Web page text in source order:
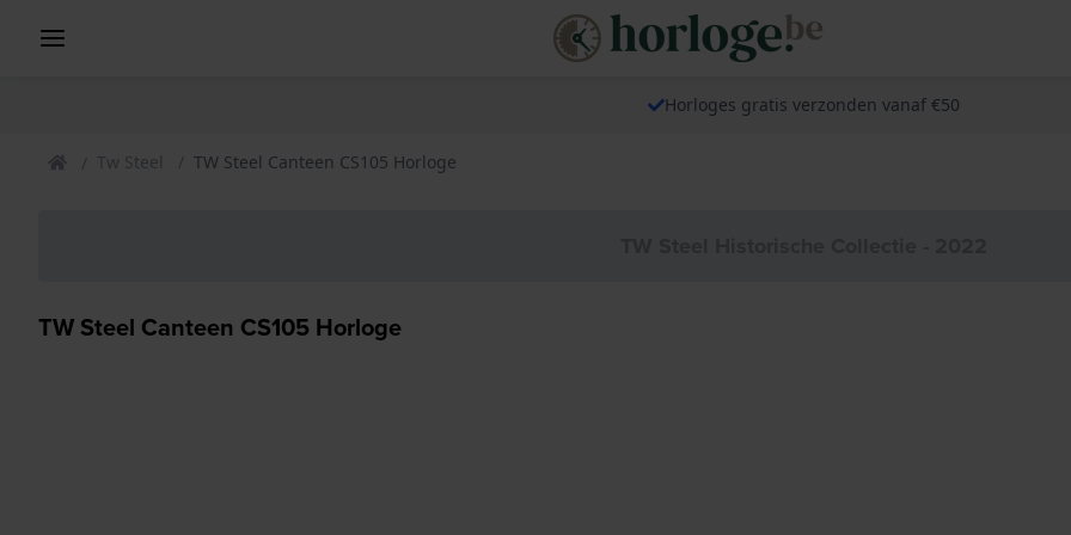
Horloges gratis verzonden vanaf €50
Tw Steel TW Steel Canteen CS105 Horloge
TW Steel Canteen CS105 Horloge